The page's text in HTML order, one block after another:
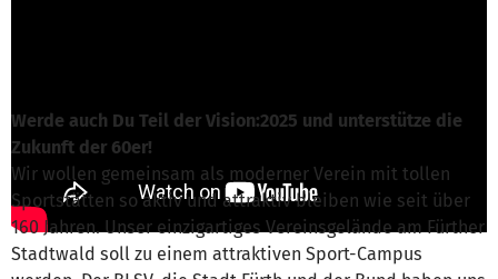
Werde auch Du Teil der Vision:2025 und unterstütze die
Zukunft der 60er!
Wir wollen gemeinsam als moderner Verein mit tollen
Sportstätten so aktiv und attraktiv bleiben wie seit über
160 Jahren. Unser einzigartiges Vereinsgelände am Fürther
Stadtwald soll zu einem attraktiven Sport-Campus